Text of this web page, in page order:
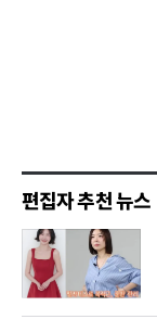
편집자 추천 뉴스